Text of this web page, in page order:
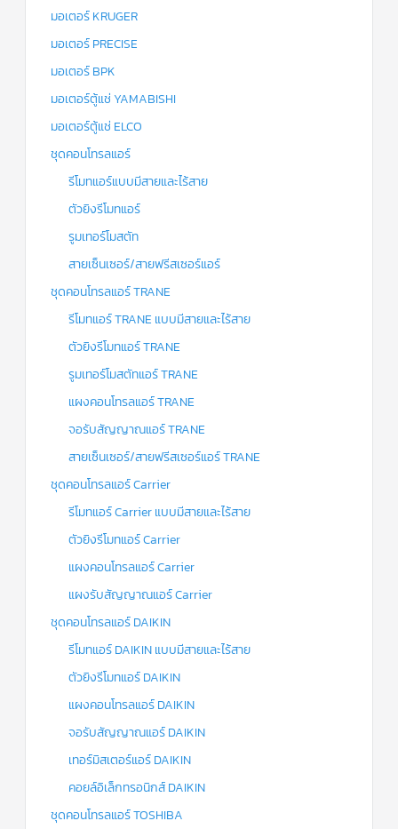
มอเตอร์ KRUGER
มอเตอร์ PRECISE
มอเตอร์ BPK
มอเตอร์ตู้แช่ YAMABISHI
มอเตอร์ตู้แช่ ELCO
ชุดคอนโทรลแอร์
รีโมทแอร์แบบมีสายและไร้สาย
ตัวยิงรีโมทแอร์
รูมเทอร์โมสตัท
สายเซ็นเซอร์/สายฟรีสเซอร์แอร์
ชุดคอนโทรลแอร์ TRANE
รีโมทแอร์ TRANE แบบมีสายและไร้สาย
ตัวยิงรีโมทแอร์ TRANE
รูมเทอร์โมสตัทแอร์ TRANE
แผงคอนโทรลแอร์ TRANE
จอรับสัญญาณแอร์ TRANE
สายเซ็นเซอร์/สายฟรีสเซอร์แอร์ TRANE
ชุดคอนโทรลแอร์ Carrier
รีโมทแอร์ Carrier แบบมีสายและไร้สาย
ตัวยิงรีโมทแอร์ Carrier
แผงคอนโทรลแอร์ Carrier
แผงรับสัญญาณแอร์ Carrier
ชุดคอนโทรลแอร์ DAIKIN
รีโมทแอร์ DAIKIN แบบมีสายและไร้สาย
ตัวยิงรีโมทแอร์ DAIKIN
แผงคอนโทรลแอร์ DAIKIN
จอรับสัญญาณแอร์ DAIKIN
เทอร์มิสเตอร์แอร์ DAIKIN
คอยล์อิเล็กทรอนิกส์ DAIKIN
ชุดคอนโทรลแอร์ TOSHIBA